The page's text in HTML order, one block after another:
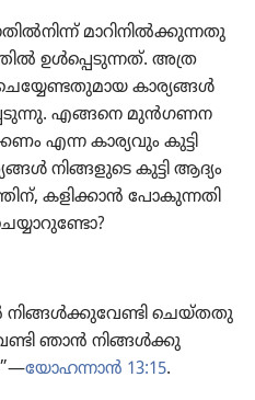
മാറി​നിൽക്കു​ന്നതു
ഉൾപ്പെ​ടു​ന്നത്‌. അത്ര
കാര്യങ്ങൾ
എങ്ങനെ മുൻഗണന
എന്ന കാര്യ​വും കുട്ടി
നിങ്ങളു​ടെ കുട്ടി ആദ്യം
കളിക്കാൻ പോകു​ന്ന​തി​
നിങ്ങൾക്കു​വേണ്ടി ചെയ്‌ത​തു​
ഞാൻ നിങ്ങൾക്കു
യോഹ​ന്നാൻ 13:15.